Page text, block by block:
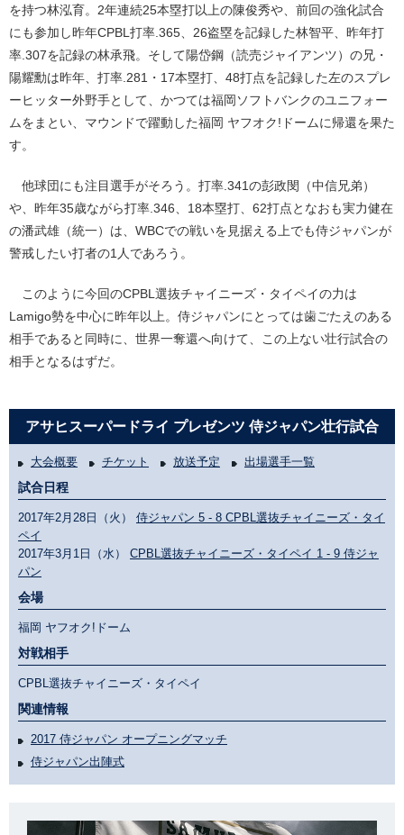
を持つ林泓育。2年連続25本塁打以上の陳俊秀や、前回の強化試合
にも参加し昨年CPBL打率.365、26盗塁を記録した林智平、昨年打
率.307を記録の林承飛。そして陽岱鋼（読売ジャイアンツ）の兄・
陽耀勳は昨年、打率.281・17本塁打、48打点を記録した左のスプレ
ーヒッター外野手として、かつては福岡ソフトバンクのユニフォー
ムをまとい、マウンドで躍動した福岡 ヤフオク!ドームに帰還を果た
す。
他球団にも注目選手がそろう。打率.341の彭政閔（中信兄弟）
や、昨年35歳ながら打率.346、18本塁打、62打点となおも実力健在
の潘武雄（統一）は、WBCでの戦いを見据える上でも侍ジャパンが
警戒したい打者の1人であろう。
このように今回のCPBL選抜チャイニーズ・タイペイの力は
Lamigo勢を中心に昨年以上。侍ジャパンにとっては歯ごたえのある
相手であると同時に、世界一奪還へ向けて、この上ない壮行試合の
相手となるはずだ。
アサヒスーパードライ プレゼンツ 侍ジャパン壮行試合
大会概要 チケット 放送予定 出場選手一覧
試合日程
2017年2月28日（火） 侍ジャパン 5 - 8 CPBL選抜チャイニーズ・タイ
ペイ
2017年3月1日（水） CPBL選抜チャイニーズ・タイペイ 1 - 9 侍ジャ
パン
会場
福岡 ヤフオク!ドーム
対戦相手
CPBL選抜チャイニーズ・タイペイ
関連情報
2017 侍ジャパン オープニングマッチ
侍ジャパン出陣式